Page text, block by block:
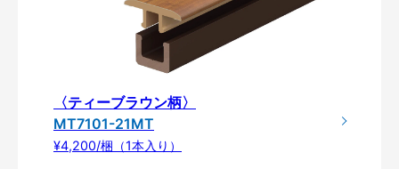
〈ティーブラウン柄〉
MT7101-21MT
¥4,200/梱（1本入り）